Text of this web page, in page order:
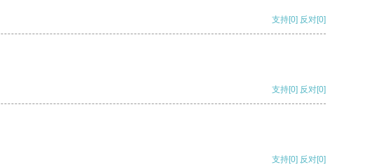
支持[0] 反对[0]
支持[0] 反对[0]
支持[0] 反对[0]